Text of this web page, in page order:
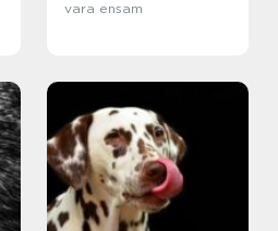
vara ensam